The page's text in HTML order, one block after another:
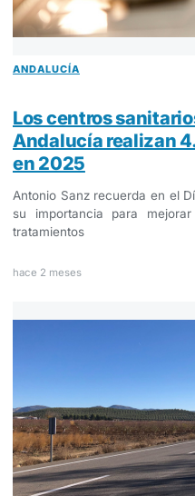
ANDALUCÍA
Los centros
Andalucía realizan
en 2025
Antonio Sanz recuerda en el
su importancia para
tratamientos
hace 2 meses